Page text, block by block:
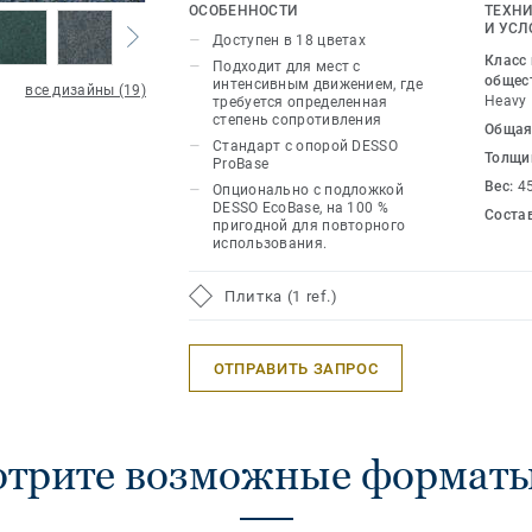
все дизайны (19)
цветов предлагает превосходную
ОСОБЕННОСТИ
Доступен в 18 цветах
Подходит для мест с
интенсивным движением, где
требуется определенная
степень сопротивления
Стандарт с опорой DESSO
ProBase
Опционально с подложкой
DESSO EcoBase, на 100 %
пригодной для повторного
использования.
И
Heavy
Вес:
Плитка (1 ref.)
ОТПРАВИТЬ ЗАПРОС
возможные